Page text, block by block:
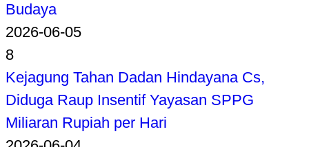
Budaya
2026-06-05
8
Kejagung Tahan Dadan Hindayana Cs,
Diduga Raup Insentif Yayasan SPPG
Miliaran Rupiah per Hari